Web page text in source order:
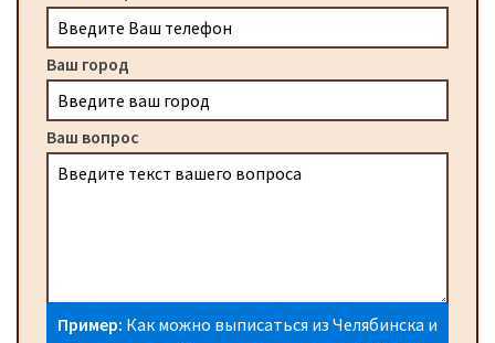
Ваш город
Ваш вопрос
Пример: Как можно выписаться из Челябинска и